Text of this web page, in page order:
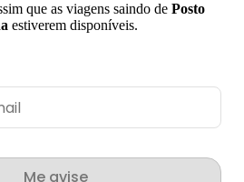
que as viagens saindo de Posto
estiverem disponíveis.
Me avise